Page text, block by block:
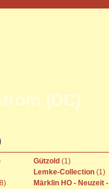
(DC)
Gützold (1)
Lemke-Collection (1)
Märklin HO - Neuzeit -